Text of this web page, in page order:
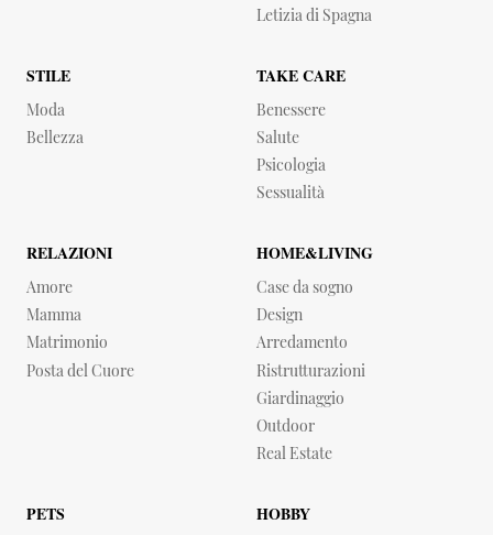
Letizia di Spagna
STILE
Moda
Bellezza
TAKE CARE
Benessere
Salute
Psicologia
Sessualità
RELAZIONI
Amore
Mamma
Matrimonio
Posta del Cuore
HOME&LIVING
Case da sogno
Design
Arredamento
Ristrutturazioni
Giardinaggio
Outdoor
Real Estate
PETS HOBBY